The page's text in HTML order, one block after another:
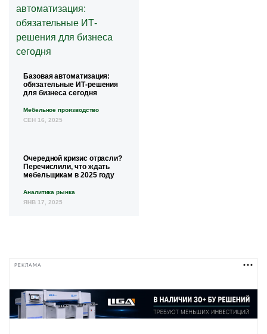
Базовая автоматизация:
обязательные ИТ-решения
для бизнеса сегодня
Мебельное производство
СЕН 16, 2025
Очередной кризис отрасли?
Перечислили, что ждать
мебельщикам в 2025 году
Аналитика рынка
ЯНВ 17, 2025
РЕКЛАМА